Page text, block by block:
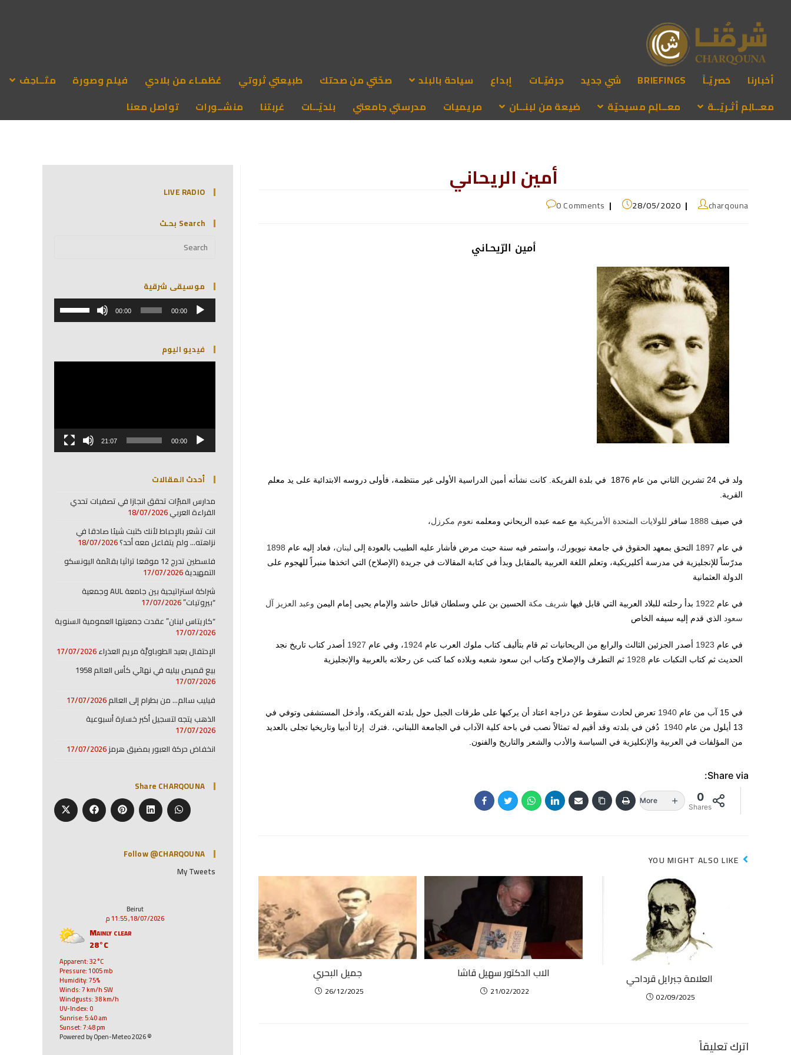
أخبارنا حَصريّـاً BRIEFINGS شي جديد حِرفيّـات إبداع سياحة بالبلد صحّتي من صحتك طبيعتي ثروتي عُظمـاء من بلادي فيلم وصورة
متَــاحِف
معــالِم أثـريّــة
معــالِم مسيحيّة ضيعة من لبنــان مريميات مدرستي جامعتي بلديّــات غربتنا منشــورات تواصل معنا
أمين الريحاني
charqouna
28/05/2020
0 Comments
أمين الرّيحـاني
ولد في 24 تشرين الثاني من عام 1876 في بلدة الفريكة. كانت نشأته أمين الدراسية الأولى غير منتظمة، فأولى دروسه الابتدائية على يد معلم
القرية.
في صيف 1888 سافر للولايات المتحدة الأمريكية مع عمه عبده الريحاني ومعلمه نعوم مكرزل،
في عام 1897 التحق بمعهد الحقوق في جامعة نيويورك، واستمر فيه سنة حيث مرض فأشار عليه الطبيب بالعودة إلى لبنان، فعاد إليه عام 1898
مدرّساً للإنجليزية في مدرسة أكليريكية، وتعلم اللغة العربية بالمقابل وبدأ في كتابة المقالات في جريدة (الإصلاح) التي اتخذها منبراً للهجوم على
الدولة العثمانية
في عام 1922 بدأ رحلته للبلاد العربية التي قابل فيها شريف مكة الحسين بن علي وسلطان قبائل حاشد والإمام يحيى إمام اليمن وعبد العزيز آل
سعود الذي قدم إليه سيفه الخاص
في عام 1923 أصدر الجزئين الثالث والرابع من الريحانيات ثم قام بتأليف كتاب ملوك العرب عام 1924، وفي عام 1927 أصدر كتاب تاريخ نجد
الحديث ثم كتاب النكبات عام 1928 ثم التطرف والإصلاح وكتاب ابن سعود شعبه وبلاده كما كتب عن رحلاته بالعربية والإنجليزية
في 15 آب من عام 1940 تعرض لحادث سقوط عن دراجة اعتاد أن يركبها على طرقات الجبل حول بلدته الفريكة، وأدخل المستشفى وتوفي في
13 أيلول من عام
1940 دُفن في بلدته وقد أقيم له تمثالاً نصب في باحة كلية الآداب في الجامعة اللبناني، .فترك إرثا أدبيا وتاريخيا تجلى بالعديد
من المؤلفات في العربية والإنكليزية في السياسة والأدب والشعر والتاريخ والفنون.
Share via:
0
Shares
More
YOU MIGHT ALSO LIKE
جميل البحري
26/12/2025
الاب الدكتور سهيل قاشا
21/02/2022
العلامة جبرايل قرداحي
02/09/2025
اترك تعليقاً
LIVE RADIO
Search بحـث
موسيقى شرقية
مشغل
الصوت 00:00
00:00
مفاتيح
لزيادة
فيديو اليوم
مشغل
00:00
21:07
أحدث المقالات
مدارس المبرّات تحقق انجازا في تصفيات تحدي
القراءة العربي18/07/2026
انت تشعر بالإحباط لأنك كتبت شيئا صادقا في
نزاهته… ولم يتفاعل معه أحد؟18/07/2026
فلسطين تدرج 12 موقعا تراثيا بقائمة اليونسكو
التمهيدية17/07/2026
شراكة استراتيجية بين جامعة AUL وجمعية
“بيروتيات”17/07/2026
“كاريتاس لبنان” عقدت جمعيتها العمومية السنوية
17/07/2026
الإحتفال بعيد الطوباويَّة مريم العذراء17/07/2026
بيع قميص بيليه في نهائي كأس العالم 1958
17/07/2026
فيليب سالم… من بطرام إلى العالم17/07/2026
الذهب يتجه لتسجيل أكبر خسارة أسبوعية
17/07/2026
انخفاض حركة العبور بمضيق هرمز17/07/2026
Share CHARQOUNA
Follow @CHARQOUNA
My Tweets
Beirut
18/07/2026, 11:55 م
Mainly clear
28°C
Apparent: 32°C
Pressure: 1005 mb
Humidity: 75%
Winds: 7 km/h SW
Windgusts: 38 km/h
UV-Index: 0
Sunrise: 5:40 am
Sunset: 7:48 pm
© 2026 Powered by Open-Meteo